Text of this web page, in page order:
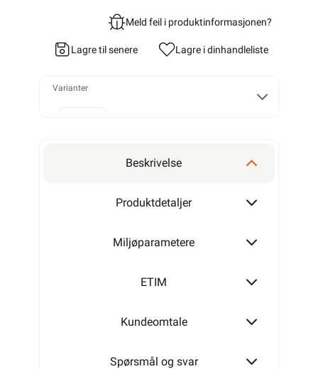
Meld feil i produktinformasjonen?
Lagre til senere Lagre i dinhandleliste
Varianter
2x2,5
Beskrivelse
Produktdetaljer
Miljøparametere
ETIM
Kundeomtale
Spørsmål og svar